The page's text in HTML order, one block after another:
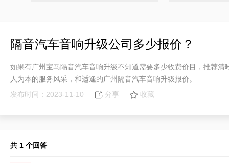
隔音汽车音响升级公司多少报价？
如果有广州宝马隔音汽车音响升级不知道需要多少收费价目，推荐
人为本的服务风采，和适逢的广州隔音汽车音响升级报价。
发布时间：2023-11-10
分享 收藏
共 1 个回答